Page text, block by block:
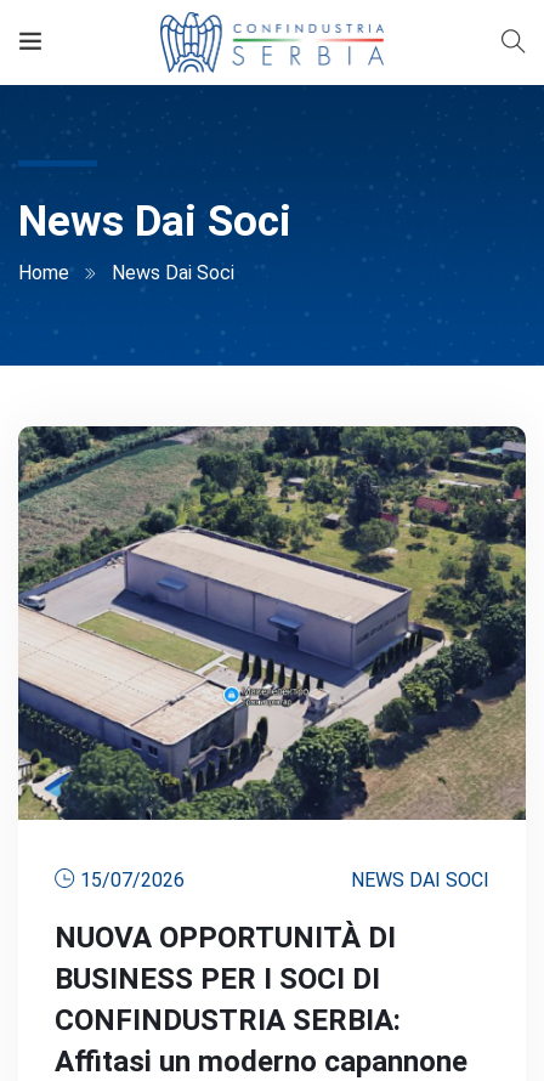
News Dai Soci
Home News Dai Soci
15/07/2026 NEWS DAI SOCI
NUOVA OPPORTUNITÀ DI
BUSINESS PER I SOCI DI
CONFINDUSTRIA SERBIA:
Affitasi un moderno capannone